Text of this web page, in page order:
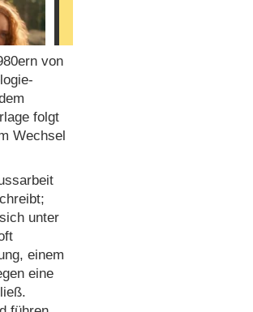
von
folgt
Wechsel
unter
einem
eine